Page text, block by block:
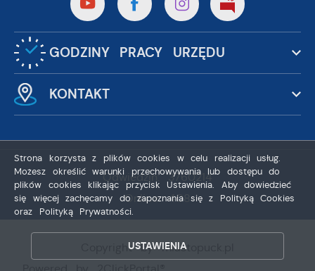
GODZINY PRACY URZĘDU
KONTAKT
Odwiedzin: 3760214
Online: 408
Copyright by miastopuck.pl
Strona korzysta z plików cookies w celu realizacji usług.
Możesz określić warunki przechowywania lub dostępu do
plików cookies klikając przycisk Ustawienia. Aby dowiedzieć
się więcej zachęcamy do zapoznania się z Polityką Cookies
oraz Polityką Prywatności.
USTAWIENIA
ZAPISZ WYBRANE
ZEZWÓL NA WSZYSTKIE